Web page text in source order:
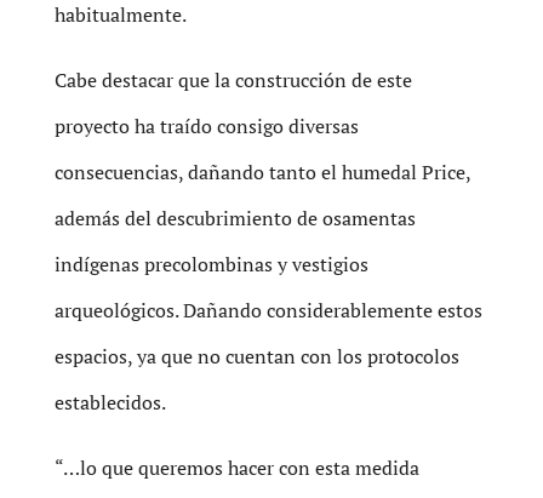
habitualmente.
Cabe destacar que la construcción de este
proyecto ha traído consigo diversas
consecuencias, dañando tanto el humedal Price,
además del descubrimiento de osamentas
indígenas precolombinas y vestigios
arqueológicos. Dañando considerablemente estos
espacios, ya que no cuentan con los protocolos
establecidos.
“…lo que queremos hacer con esta medida